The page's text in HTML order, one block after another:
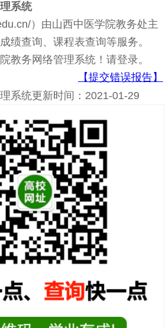
系统
）由山西中医学院教务处主
绩查询、课程表查询等服务。
教务网络管理系统！请登录。
【提交错误报告】
系统更新时间：2021-01-29